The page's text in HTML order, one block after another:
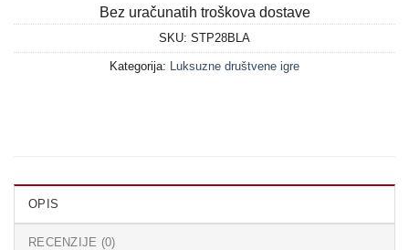
Bez uračunatih troškova dostave
SKU: STP28BLA
Kategorija: Luksuzne društvene igre
OPIS
RECENZIJE (0)